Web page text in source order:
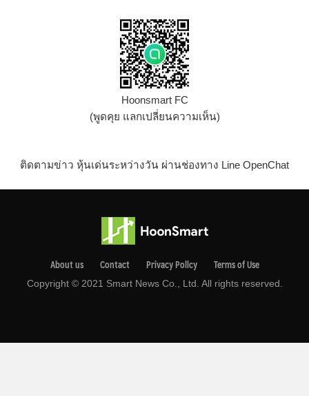
Hoonsmart FC
(พูดคุย แลกเปลี่ยนความเห็น)
ติดตามข่าว หุ้นเด่นระหว่างวัน ผ่านช่องทาง Line OpenChat
About us Contact Privacy Pollcy Terms of Use
Copyright © 2021 Smart News Co., Ltd. All rights reserved.